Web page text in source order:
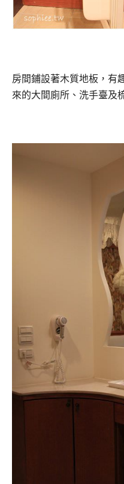
房間鋪設著木質地板， 有
來的大間廁所、洗手臺及